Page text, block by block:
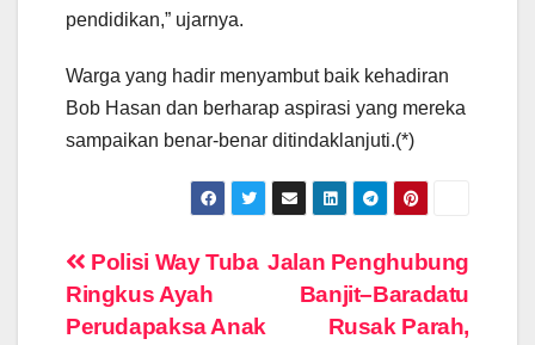
pendidikan,” ujarnya.
Warga yang hadir menyambut baik kehadiran
Bob Hasan dan berharap aspirasi yang mereka
sampaikan benar-benar ditindaklanjuti.(*)
Navigasi
pos
Jalan Penghubung
Banjit–Baradatu
Rusak Parah,
Polisi Way Tuba
Ringkus Ayah
Perudapaksa Anak